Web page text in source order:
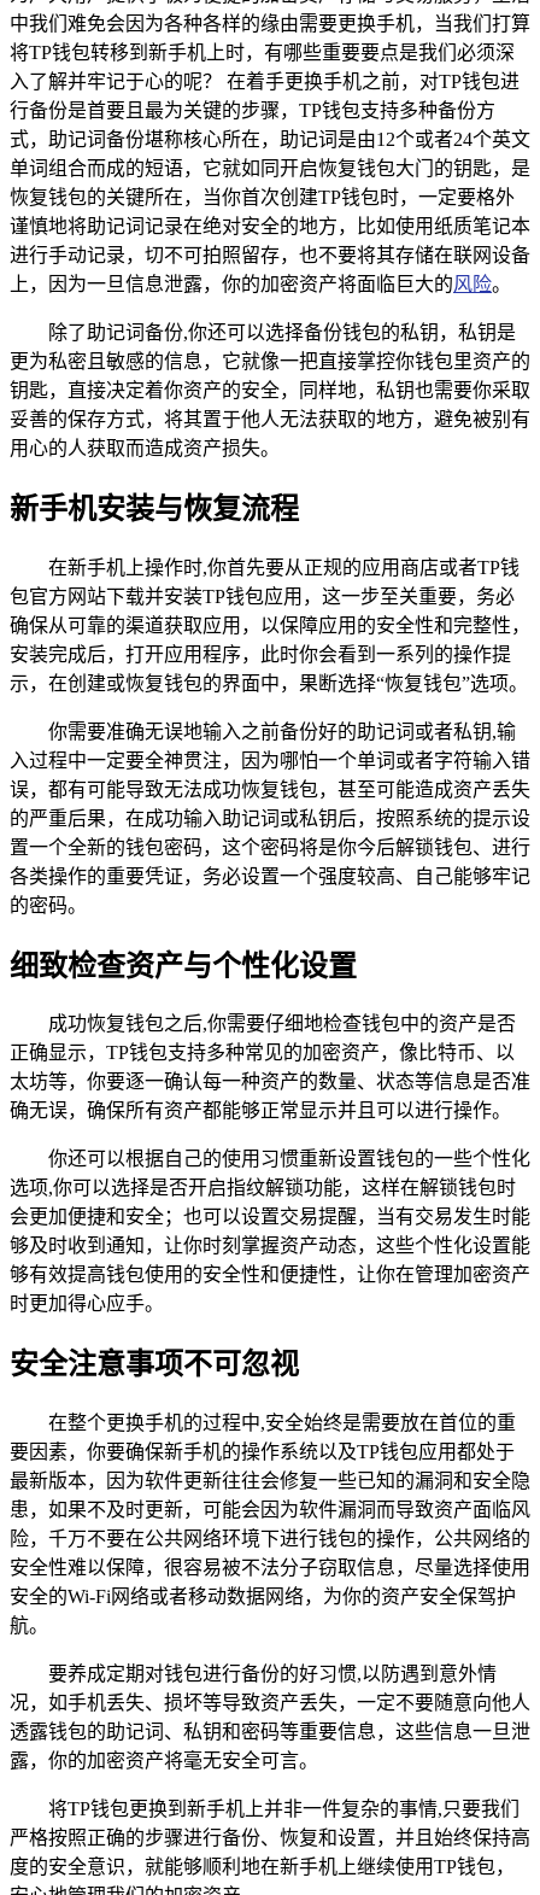
中我们难免会因为各种各样的缘由需要更换手机，当我们打算
将TP钱包转移到新手机上时，有哪些重要要点是我们必须深
入了解并牢记于心的呢？ 在着手更换手机之前，对TP钱包进
行备份是首要且最为关键的步骤，TP钱包支持多种备份方
式，助记词备份堪称核心所在，助记词是由12个或者24个英文
单词组合而成的短语，它就如同开启恢复钱包大门的钥匙，是
恢复钱包的关键所在，当你首次创建TP钱包时，一定要格外
谨慎地将助记词记录在绝对安全的地方，比如使用纸质笔记本
进行手动记录，切不可拍照留存，也不要将其存储在联网设备
上，因为一旦信息泄露，你的加密资产将面临巨大的风险。
除了助记词备份,你还可以选择备份钱包的私钥，私钥是
更为私密且敏感的信息，它就像一把直接掌控你钱包里资产的
钥匙，直接决定着你资产的安全，同样地，私钥也需要你采取
妥善的保存方式，将其置于他人无法获取的地方，避免被别有
用心的人获取而造成资产损失。
新手机安装与恢复流程
在新手机上操作时,你首先要从正规的应用商店或者TP钱
包官方网站下载并安装TP钱包应用，这一步至关重要，务必
确保从可靠的渠道获取应用，以保障应用的安全性和完整性，
安装完成后，打开应用程序，此时你会看到一系列的操作提
示，在创建或恢复钱包的界面中，果断选择“恢复钱包”选项。
你需要准确无误地输入之前备份好的助记词或者私钥,输
入过程中一定要全神贯注，因为哪怕一个单词或者字符输入错
误，都有可能导致无法成功恢复钱包，甚至可能造成资产丢失
的严重后果，在成功输入助记词或私钥后，按照系统的提示设
置一个全新的钱包密码，这个密码将是你今后解锁钱包、进行
各类操作的重要凭证，务必设置一个强度较高、自己能够牢记
的密码。
细致检查资产与个性化设置
成功恢复钱包之后,你需要仔细地检查钱包中的资产是否
正确显示，TP钱包支持多种常见的加密资产，像比特币、以
太坊等，你要逐一确认每一种资产的数量、状态等信息是否准
确无误，确保所有资产都能够正常显示并且可以进行操作。
你还可以根据自己的使用习惯重新设置钱包的一些个性化
选项,你可以选择是否开启指纹解锁功能，这样在解锁钱包时
会更加便捷和安全；也可以设置交易提醒，当有交易发生时能
够及时收到通知，让你时刻掌握资产动态，这些个性化设置能
够有效提高钱包使用的安全性和便捷性，让你在管理加密资产
时更加得心应手。
安全注意事项不可忽视
在整个更换手机的过程中,安全始终是需要放在首位的重
要因素，你要确保新手机的操作系统以及TP钱包应用都处于
最新版本，因为软件更新往往会修复一些已知的漏洞和安全隐
患，如果不及时更新，可能会因为软件漏洞而导致资产面临风
险，千万不要在公共网络环境下进行钱包的操作，公共网络的
安全性难以保障，很容易被不法分子窃取信息，尽量选择使用
安全的Wi-Fi网络或者移动数据网络，为你的资产安全保驾护
航。
要养成定期对钱包进行备份的好习惯,以防遇到意外情
况，如手机丢失、损坏等导致资产丢失，一定不要随意向他人
透露钱包的助记词、私钥和密码等重要信息，这些信息一旦泄
露，你的加密资产将毫无安全可言。
将TP钱包更换到新手机上并非一件复杂的事情,只要我们
严格按照正确的步骤进行备份、恢复和设置，并且始终保持高
度的安全意识，就能够顺利地在新手机上继续使用TP钱包，